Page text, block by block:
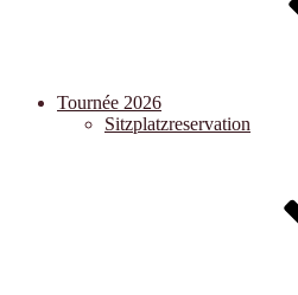
Tournée 2026
Sitzplatzreservation